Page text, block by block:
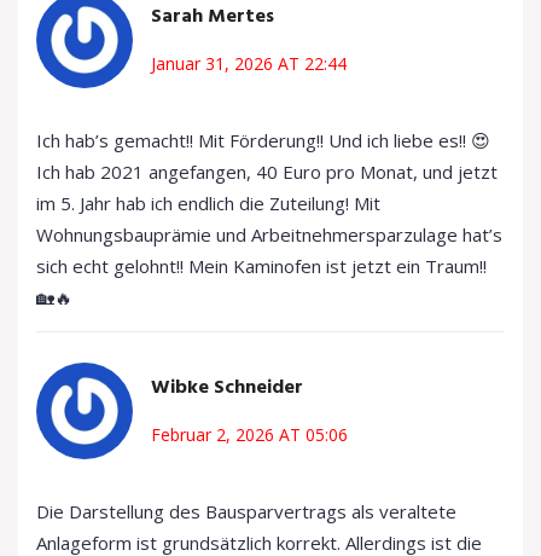
Sarah Mertes
Januar 31, 2026 AT 22:44
Ich hab’s gemacht!! Mit Förderung!! Und ich liebe es!! 😍
Ich hab 2021 angefangen, 40 Euro pro Monat, und jetzt
im 5. Jahr hab ich endlich die Zuteilung! Mit
Wohnungsbauprämie und Arbeitnehmersparzulage hat’s
sich echt gelohnt!! Mein Kaminofen ist jetzt ein Traum!!
🏡🔥
Wibke Schneider
Februar 2, 2026 AT 05:06
Die Darstellung des Bausparvertrags als veraltete
Anlageform ist grundsätzlich korrekt. Allerdings ist die